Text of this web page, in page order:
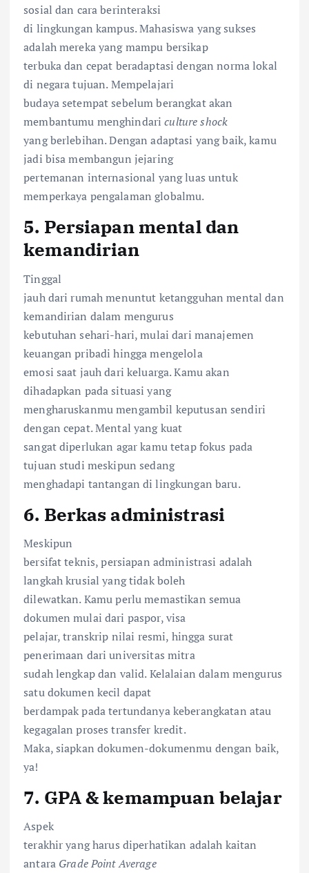
sosial dan cara berinteraksi
di lingkungan kampus. Mahasiswa yang sukses
adalah mereka yang mampu bersikap
terbuka dan cepat beradaptasi dengan norma lokal
di negara tujuan. Mempelajari
budaya setempat sebelum berangkat akan
membantumu menghindariculture shock
yang berlebihan. Dengan adaptasi yang baik, kamu
jadi bisa membangun jejaring
pertemanan internasional yang luas untuk
memperkaya pengalaman globalmu.
5. Persiapan mental dan
kemandirian
Tinggal
jauh dari rumah menuntut ketangguhan mental dan
kemandirian dalam mengurus
kebutuhan sehari-hari, mulai dari manajemen
keuangan pribadi hingga mengelola
emosi saat jauh dari keluarga. Kamu akan
dihadapkan pada situasi yang
mengharuskanmu mengambil keputusan sendiri
dengan cepat. Mental yang kuat
sangat diperlukan agar kamu tetap fokus pada
tujuan studi meskipun sedang
menghadapi tantangan di lingkungan baru.
6. Berkas administrasi
Meskipun
bersifat teknis, persiapan administrasi adalah
langkah krusial yang tidak boleh
dilewatkan. Kamu perlu memastikan semua
dokumen mulai dari paspor, visa
pelajar, transkrip nilai resmi, hingga surat
penerimaan dari universitas mitra
sudah lengkap dan valid. Kelalaian dalam mengurus
satu dokumen kecil dapat
berdampak pada tertundanya keberangkatan atau
kegagalan proses transfer kredit.
Maka, siapkan dokumen-dokumenmu dengan baik,
ya!
7. GPA & kemampuan belajar
Aspek
terakhir yang harus diperhatikan adalah kaitan
antara Grade Point Average